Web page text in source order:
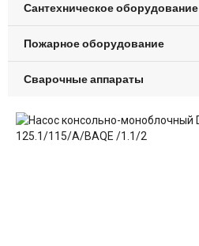
Сантехническое оборудование
Пожарное оборудование
Сварочные аппараты